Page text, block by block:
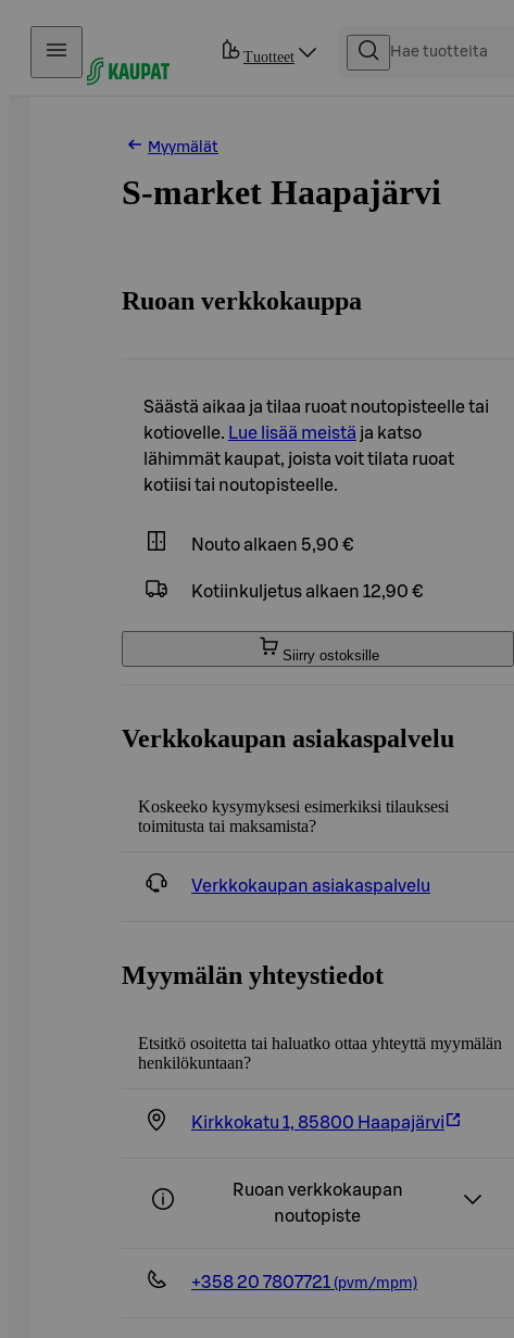
Hyppää sisältöön
Tuotteet
Myymälät
S-market Haapajärvi
Ruoan verkkokauppa
Säästä aikaa ja tilaa ruoat noutopisteelle tai
kotiovelle. Lue lisää meistä ja katso
lähimmät kaupat, joista voit tilata ruoat
kotiisi tai noutopisteelle.
Nouto alkaen 5,90 €
Kotiinkuljetus alkaen 12,90 €
Siirry ostoksille
Verkkokaupan asiakaspalvelu
Koskeeko kysymyksesi esimerkiksi tilauksesi
toimitusta tai maksamista?
Verkkokaupan asiakaspalvelu
Myymälän yhteystiedot
Etsitkö osoitetta tai haluatko ottaa yhteyttä myymälän
henkilökuntaan?
Kirkkokatu 1, 85800 Haapajärvi
Ruoan verkkokaupan
noutopiste
+358 20 7807721 (pvm/mpm)